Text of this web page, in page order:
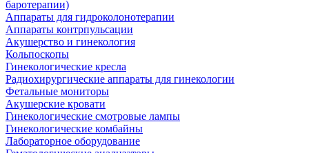
баротерапии)
Аппараты для гидроколонотерапии
Аппараты контрпульсации
Акушерство и гинекология
Кольпоскопы
Гинекологические кресла
Радиохирургические аппараты для гинекологии
Фетальные мониторы
Акушерские кровати
Гинекологические смотровые лампы
Гинекологические комбайны
Лабораторное оборудование